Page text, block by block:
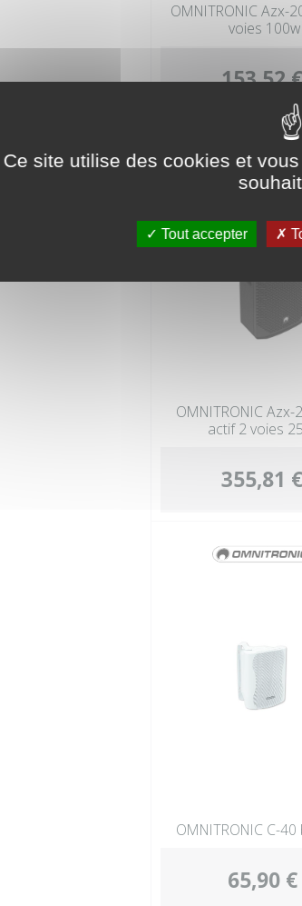
OMNITRONIC Azx-
voies 100w
153,52
OMNITRONIC
actif 2 voies
355,81 €
OMNITRONIC C-
65,90 €
Ce site utilise des cookies et
Tout accepter